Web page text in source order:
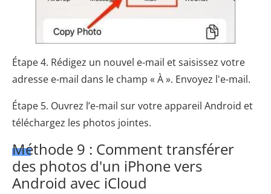
Étape 4. Rédigez un nouvel e-mail et saisissez votre
adresse e-mail dans le champ « À ». Envoyez l'e-mail.
Étape 5. Ouvrez l’e-mail sur votre appareil Android et
téléchargez les photos jointes.
Méthode 9 : Comment transférer
des photos d'un iPhone vers
Android avec iCloud